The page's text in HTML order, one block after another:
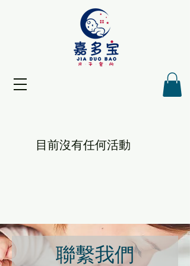
目前沒有任何活動
聯繫我們